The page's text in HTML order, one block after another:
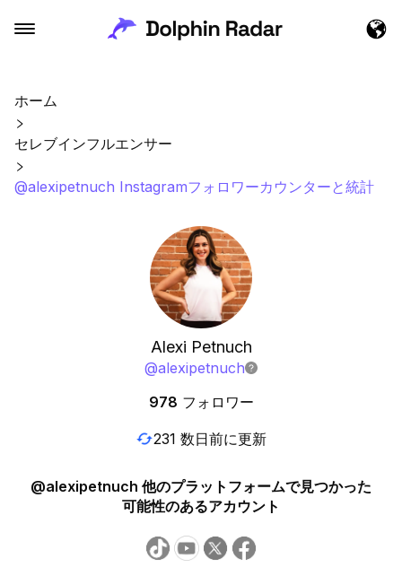
ホーム
セレブインフルエンサー
@alexipetnuch Instagramフォロワーカウンターと統計
Alexi Petnuch
@alexipetnuch
978 フォロワー
231 数日前に更新
@alexipetnuch 他のプラットフォームで見つかった
可能性のあるアカウント